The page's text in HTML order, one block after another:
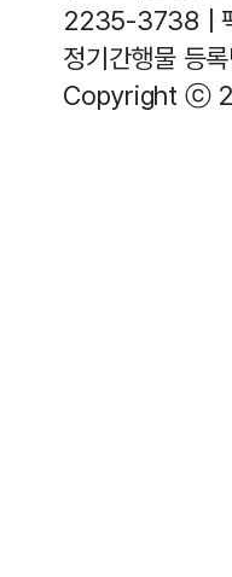
2235-3738 |
정기간행물 등
Copyright ⓒ